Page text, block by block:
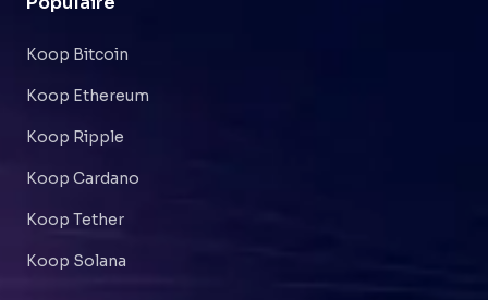
Koop Bitcoin
Koop Ethereum
Koop Ripple
Koop Cardano
Koop Tether
Koop Solana